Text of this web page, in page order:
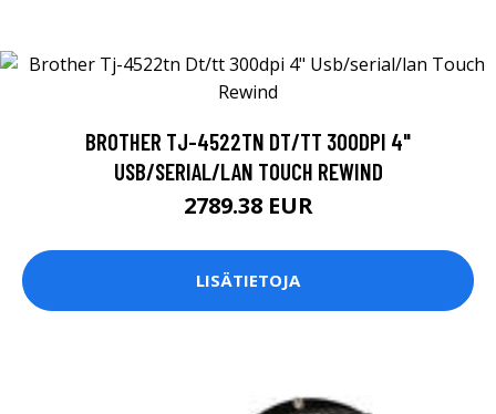
BROTHER TJ-4522TN DT/TT 300DPI 4"
USB/SERIAL/LAN TOUCH REWIND
2789.38 EUR
LISÄTIETOJA